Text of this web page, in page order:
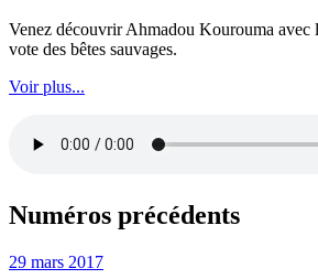
Venez découvrir Ahmadou Kourouma avec
vote des bêtes sauvages.
Voir plus...
Numéros précédents
29 mars 2017